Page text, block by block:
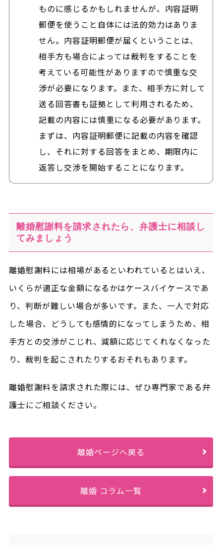
ものに感じるかもしれませんが、内容証明
郵便を使うこと自体には法的効力はありま
せん。内容証明郵便が届くということは、
相手方も場合によっては裁判をすることを
考えている可能性がありますので慎重な交
渉が必要になります。また、相手方に対して
送る回答書も証拠として利用されるため、
記載の内容には慎重になる必要があります。
まずは、内容証明郵便に記載の内容を確認
し、それに対する回答をまとめ、期限内に
返答し交渉を開始することになります。
離婚慰謝料を請求されたら、弁護士に相談し
てみましょう
離婚慰謝料には相場があるといわれているとはいえ、
いくらが適正な金額になるかはケースバイケースであ
り、判断が難しい場合が多いです。また、一人で対応
した場合、どうしても感情的になってしまうため、相
手方との交渉がこじれ、減額に応じてくれなくなった
り、裁判を起こされたりするおそれもあります。
離婚慰謝料を請求された際には、ぜひ専門家である弁
護士にご相談ください。
離婚ページへ戻る
離婚 コラム一覧